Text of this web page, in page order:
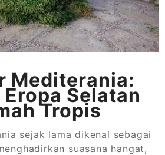
Mediterania:
Selatan
Tropis
sejak lama dikenal sebagai
suasana hangat,